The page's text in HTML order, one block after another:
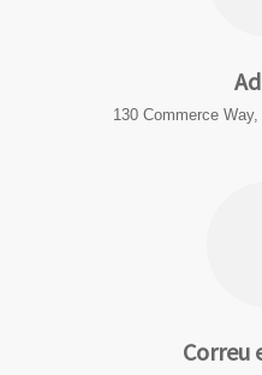
130 Commerce
Correu